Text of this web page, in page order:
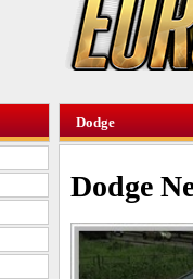
Dodge
Dodge